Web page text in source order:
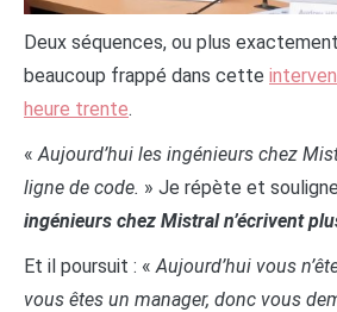
Deux séquences, ou plus
beaucoup frappé dans cette
heure trente.
«Aujourd’hui les ingénieurs chez
ligne de code. » Je répète et
ingénieurs chez Mistral n’écrivent
Et il poursuit : «Aujourd’hui vous
vous êtes un manager, donc vous